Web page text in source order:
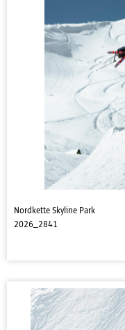
Nordkette Skyline Park
2026_2841